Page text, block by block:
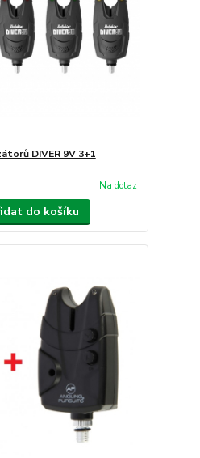
DIVER 9V 3+1
Na dotaz
do košíku